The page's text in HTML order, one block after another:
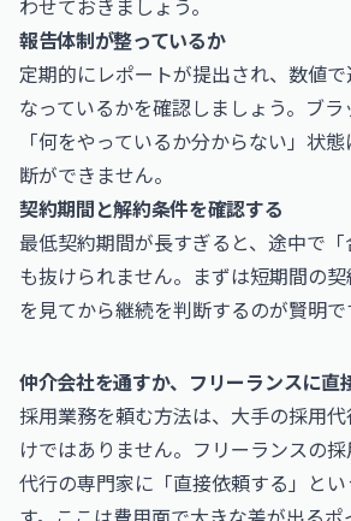
わせておきましょう。
報告体制が整っているか
定期的にレポートが提出され、数値
なっているかを確認しましょう。ブ
「何をやっているか分からない」状
断ができません。
契約期間と解約条件を確認する
最低契約期間が長すぎると、途中で
も抜けられません。まずは短期間の
を見てから継続を判断するのが賢明で
仲介会社を通すか、フリーランスに直
採用業務を頼む方法は、大手の採用
けではありません。フリーランスの
代行の専門家に「直接依頼する」と